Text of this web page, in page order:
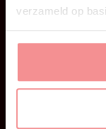
verzameld op
Kaat |